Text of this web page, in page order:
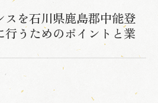
スを石川県鹿島郡中能登
行うためのポイントと業